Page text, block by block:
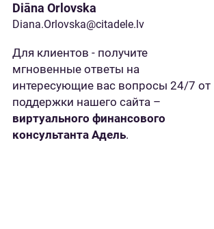
Diāna Orlovska
Diana.Orlovska@citadele.lv
Для клиентов - получите
мгновенные ответы на
интересующие вас вопросы 24/7 от
поддержки нашего сайта –
виртуального финансового
консультанта Адель.